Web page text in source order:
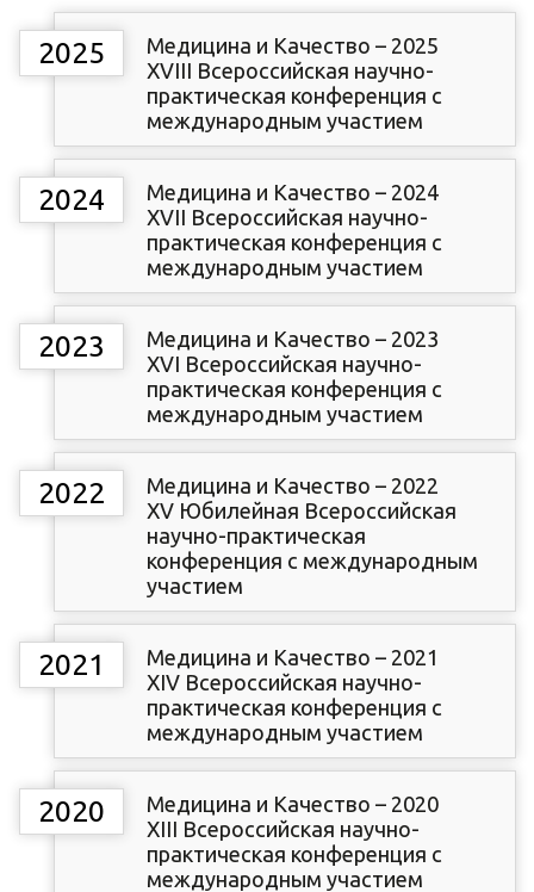
2025
Медицина и Качество – 2025
XVIII Всероссийская научно-
практическая конференция с
международным участием
2024
Медицина и Качество – 2024
XVII Всероссийская научно-
практическая конференция с
международным участием
2023
Медицина и Качество – 2023
XVI Всероссийская научно-
практическая конференция с
международным участием
2022
Медицина и Качество – 2022
XV Юбилейная Всероссийская
научно-практическая
конференция с международным
участием
2021
Медицина и Качество – 2021
XIV Всероссийская научно-
практическая конференция с
международным участием
2020
Медицина и Качество – 2020
XIII Всероссийская научно-
практическая конференция с
международным участием